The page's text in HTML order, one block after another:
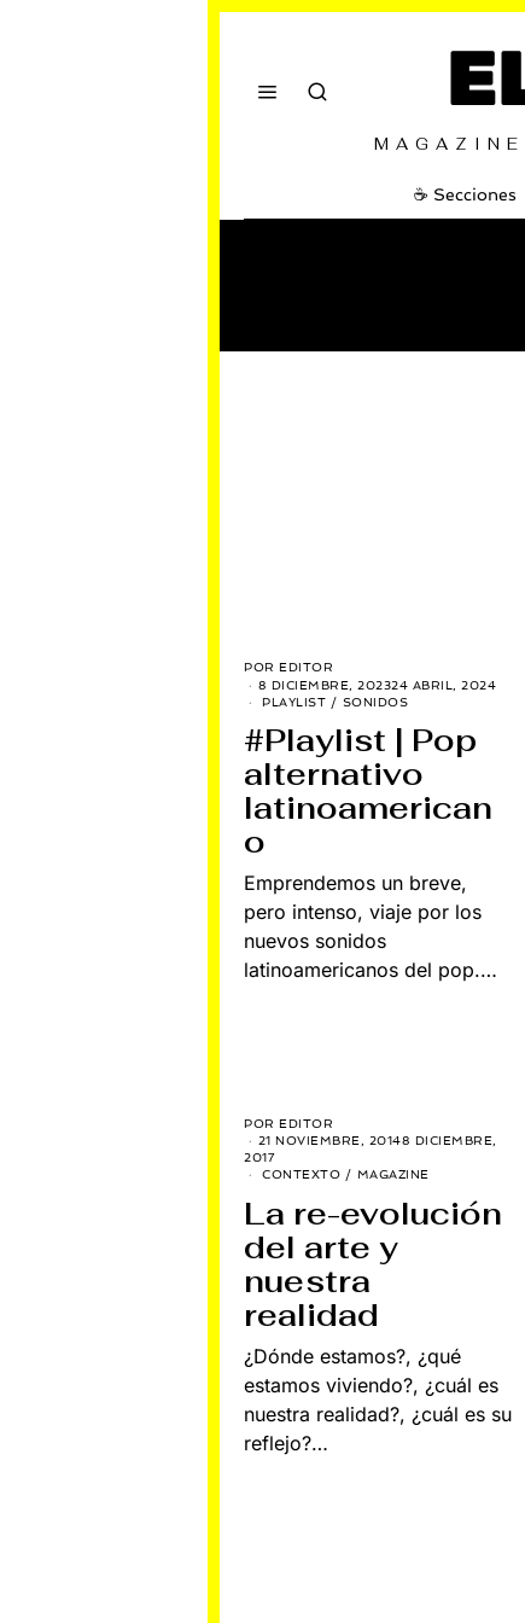
☕️ Secciones
POR EDITOR
8 DICIEMBRE, 202324 ABRIL, 2024
PLAYLIST / SONIDOS
#Playlist | Pop
alternativo
latinoamerican
o
Emprendemos un breve,
pero intenso, viaje por los
nuevos sonidos
latinoamericanos del pop.…
POR EDITOR
21 NOVIEMBRE, 20148 DICIEMBRE,
2017
CONTEXTO / MAGAZINE
La re-evolución
del arte y
nuestra
realidad
¿Dónde estamos?, ¿qué
estamos viviendo?, ¿cuál es
nuestra realidad?, ¿cuál es su
reflejo?…